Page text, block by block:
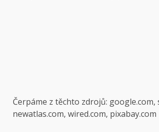
Čerpáme z těchto zdrojů: google.com,
newatlas.com, wired.com, pixabay.com